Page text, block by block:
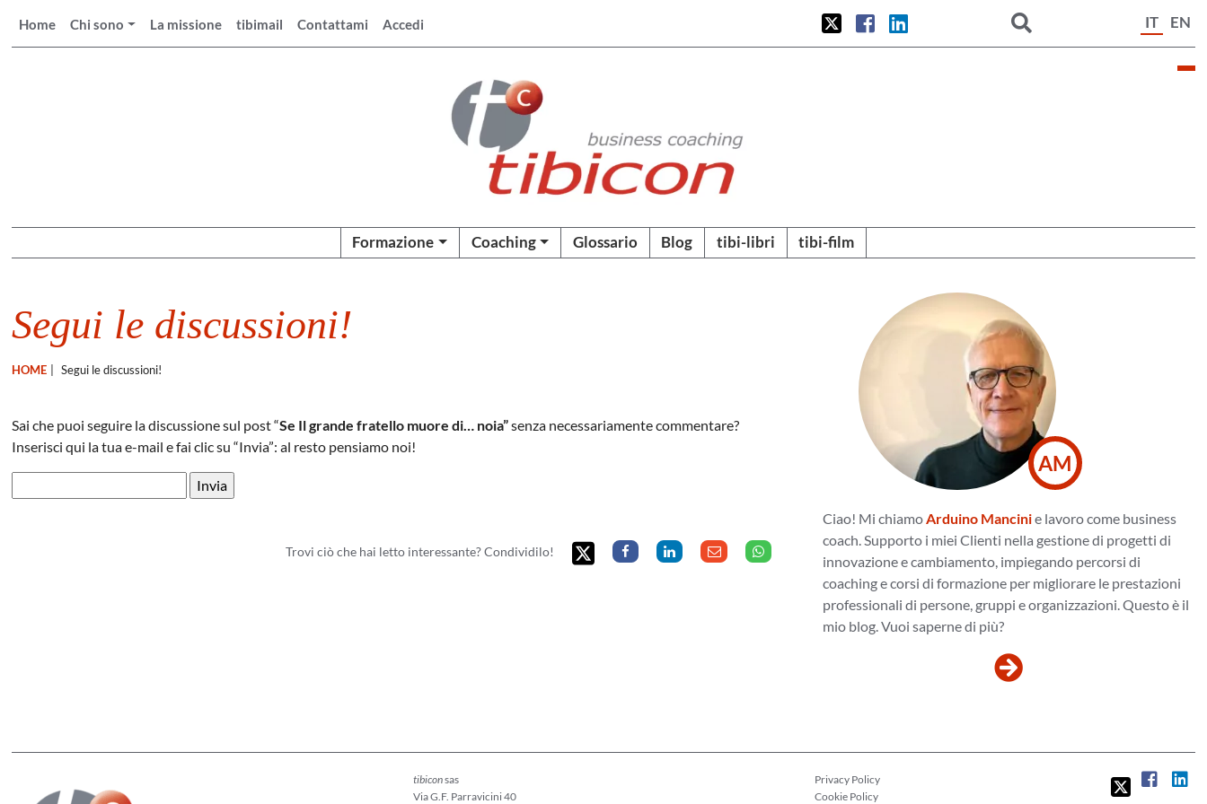
Home Chi sono La missione tibimail Contattami Accedi IT EN
Formazione Coaching Glossario Blog tibi-libri tibi-film
Segui le discussioni!
HOME Segui le discussioni!
Sai che puoi seguire la discussione sul post “Se Il grande fratello muore di… noia”senza necessariamente commentare?
Inserisci qui la tua e-mail e fai clic su “Invia”: al resto pensiamo noi!
Trovi ciò che hai letto interessante? Condividilo!
AM
Ciao! Mi chiamoArduino Mancinie lavoro come business
coach. Supporto i miei Clienti nella gestione di progetti di
innovazione e cambiamento, impiegando percorsi di
coaching e corsi di formazione per migliorare le prestazioni
professionali di persone, gruppi e organizzazioni. Questo è il
mio blog. Vuoi saperne di più?
tibiconsas
Via G.F. Parravicini 40
Privacy Policy
Cookie Policy